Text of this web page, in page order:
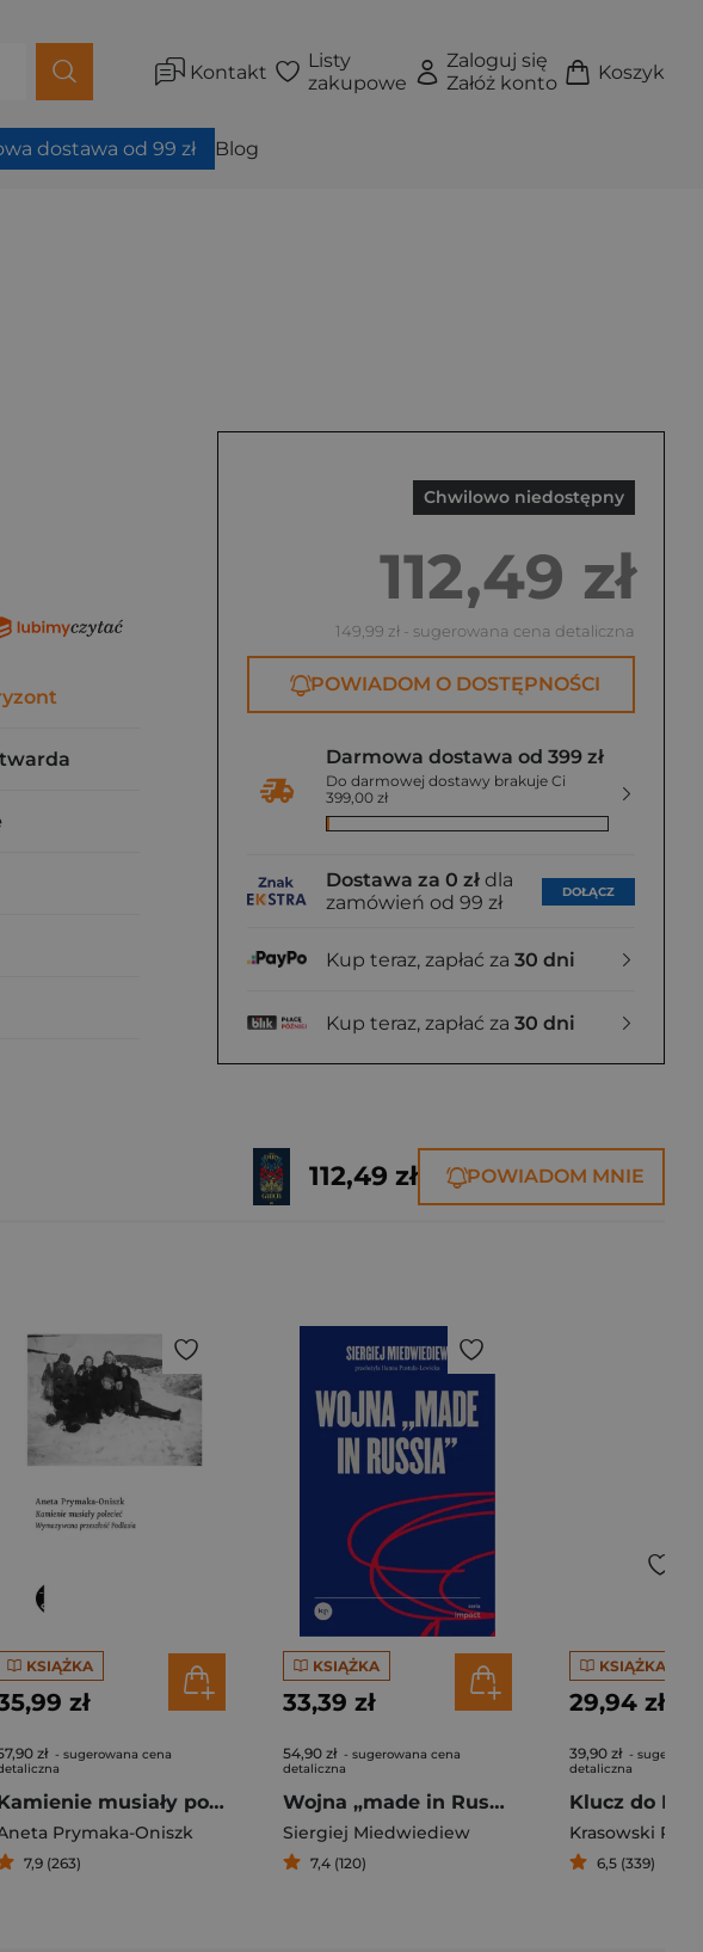
Kontakt
Listy
zakupowe
Zaloguj się
Załóż konto
Koszyk
dostawa od 99 zł Blog
Chwilowo niedostępny
112,49 zł
149,99 zł - sugerowana cena detaliczna
POWIADOM O DOSTĘPNOŚCI
Darmowa dostawa od 399 zł
Do darmowej dostawy brakuje Ci
399,00 zł
Dostawa za 0 zł dla
zamówień od 99 zł
DOŁĄCZ
Kup teraz, zapłać za 30 dni
Kup teraz, zapłać za 30 dni
112,49 zł POWIADOM MNIE
KSIĄŻKA
zł
zł - sugerowana cena
Kamienie musiały polecieć Wymazywana przeszłość Podlasia
Prymaka-Oniszk
7,9 (263)
KSIĄŻKA
33,39 zł
54,90 zł - sugerowana cena
detaliczna
Wojna „made in Russia”
Siergiej Miedwiediew
7,4 (120)
KSIĄŻKA
29,94 zł
39,90 zł -
detaliczna
Krasowski
6,5 (339)